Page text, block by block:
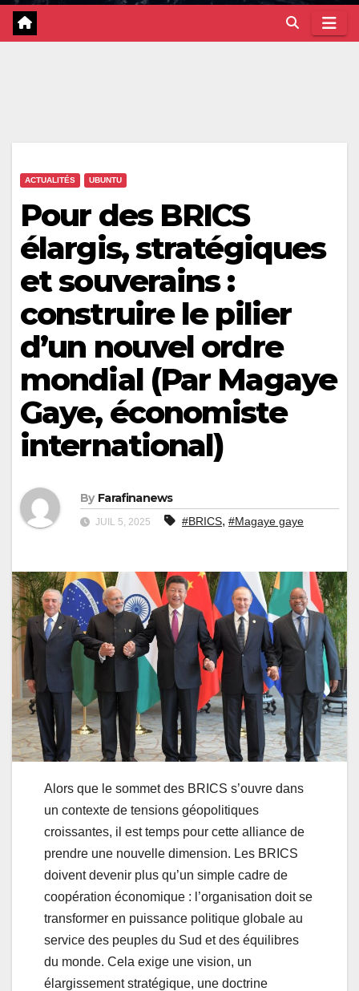
ACTUALITÉS UBUNTU
Pour des BRICS
élargis, stratégiques
et souverains :
construire le pilier
d’un nouvel ordre
mondial (Par Magaye
Gaye, économiste
international)
By Farafinanews
JUIL 5, 2025 #BRICS, #Magaye gaye
Alors que le sommet des BRICS s’ouvre dans
un contexte de tensions géopolitiques
croissantes, il est temps pour cette alliance de
prendre une nouvelle dimension. Les BRICS
doivent devenir plus qu’un simple cadre de
coopération économique : l’organisation doit se
transformer en puissance politique globale au
service des peuples du Sud et des équilibres
du monde. Cela exige une vision, un
élargissement stratégique, une doctrine